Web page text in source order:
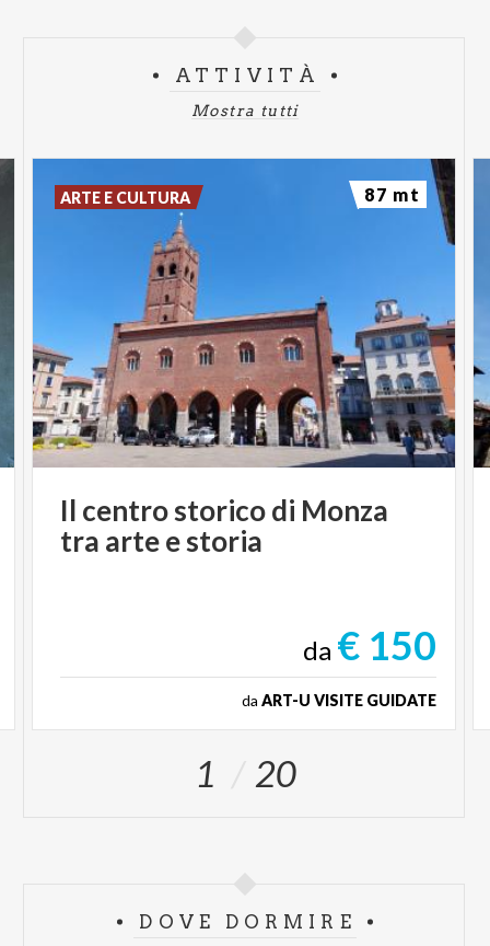
ATTIVITÀ
Mostra tutti
Il centrostoricodi Monza
tra arteestoria
da € 150
da ART-U VISITE GUIDATE
ARTE E CULTURA 87 mt
1 20
DOVE DORMIRE